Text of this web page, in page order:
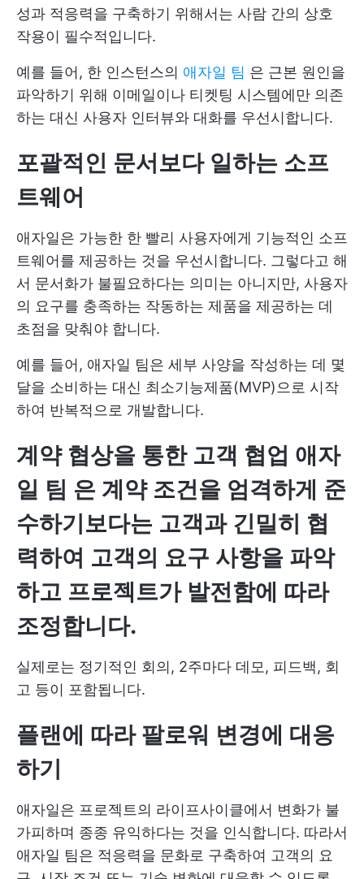
성과 적응력을 구축하기 위해서는 사람 간의 상호
작용이 필수적입니다.
예를 들어, 한 인스턴스의 애자일 팀 은 근본 원인을
파악하기 위해 이메일이나 티켓팅 시스템에만 의존
하는 대신 사용자 인터뷰와 대화를 우선시합니다.
포괄적인 문서보다 일하는 소프
트웨어
애자일은 가능한 한 빨리 사용자에게 기능적인 소프
트웨어를 제공하는 것을 우선시합니다. 그렇다고 해
서 문서화가 불필요하다는 의미는 아니지만, 사용자
의 요구를 충족하는 작동하는 제품을 제공하는 데
초점을 맞춰야 합니다.
예를 들어, 애자일 팀은 세부 사양을 작성하는 데 몇
달을 소비하는 대신 최소기능제품(MVP)으로 시작
하여 반복적으로 개발합니다.
계약 협상을 통한 고객 협업 애자
일 팀 은 계약 조건을 엄격하게 준
수하기보다는 고객과 긴밀히 협
력하여 고객의 요구 사항을 파악
하고 프로젝트가 발전함에 따라
조정합니다.
실제로는 정기적인 회의, 2주마다 데모, 피드백, 회
고 등이 포함됩니다.
플랜에 따라 팔로워 변경에 대응
하기
애자일은 프로젝트의 라이프사이클에서 변화가 불
가피하며 종종 유익하다는 것을 인식합니다. 따라서
애자일 팀은 적응력을 문화로 구축하여 고객의 요